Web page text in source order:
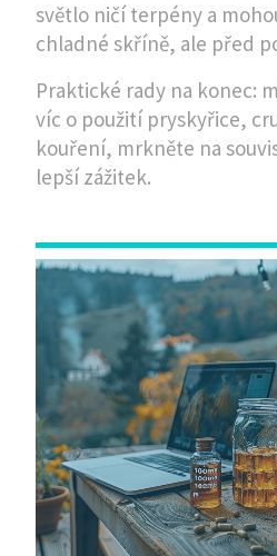
světlo ničí terpény a
chladné skříně, ale před
Praktické rady na konec:
víc o použití pryskyřice,
kouření, mrkněte na
lepší zážitek.